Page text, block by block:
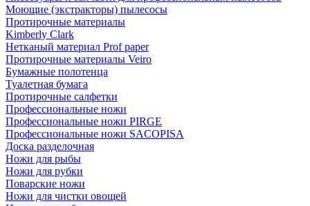
Моющие (экстракторы) пылесосы
Протирочные материалы
Kimberly Clark
Нетканый материал Prof paper
Протирочные материалы Veiro
Бумажные полотенца
Туалетная бумага
Протирочные салфетки
Профессиональные ножи
Профессиональные ножи PIRGE
Профессиональные ножи SACOPISA
Доска разделочная
Ножи для рыбы
Ножи для рубки
Поварские ножи
Ножи для чистки овощей